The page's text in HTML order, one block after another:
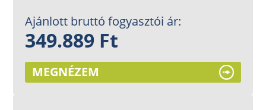
Ajánlott bruttó fogyasztói ár:
349.889 Ft
MEGNÉZEM